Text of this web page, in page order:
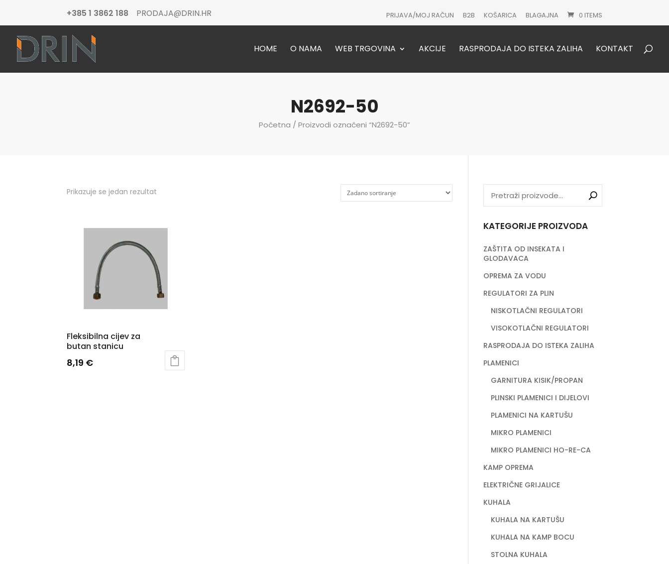
+385 1 3862 188 PRODAJA@DRIN.HR PRIJAVA/MOJ RAČUN B2B KOŠARICA BLAGAJNA 0 ITEMS
HOME O NAMA WEB TRGOVINA AKCIJE RASPRODAJA DO ISTEKA ZALIHA KONTAKT
Products
N2692-50
Početna / Proizvodi označeni “N2692-50”
Prikazuje se jedan rezultat
Fleksibilna cijev za
butan stanicu
8,19 €
KATEGORIJE PROIZVODA
ZAŠTITA OD INSEKATA I
GLODAVACA
OPREMA ZA VODU
REGULATORI ZA PLIN
NISKOTLAČNI REGULATORI
VISOKOTLAČNI REGULATORI
RASPRODAJA DO ISTEKA ZALIHA
PLAMENICI
GARNITURA KISIK/PROPAN
PLINSKI PLAMENICI I DIJELOVI
PLAMENICI NA KARTUŠU
MIKRO PLAMENICI
MIKRO PLAMENICI HO-RE-CA
KAMP OPREMA
ELEKTRIČNE GRIJALICE
KUHALA
KUHALA NA KARTUŠU
KUHALA NA KAMP BOCU
STOLNA KUHALA